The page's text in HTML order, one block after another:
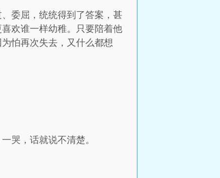
委屈，统统得到了答案，甚
欢谁一样幼稚。只要陪着他
怕再次失去，又什么都想
哭，话就说不清楚。